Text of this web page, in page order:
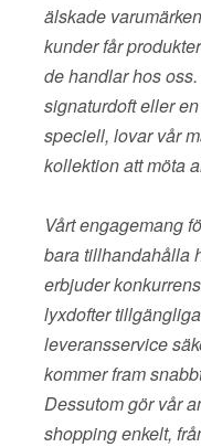
älskade
kunder får
de handlar hos
signaturdoft eller
speciell, lovar vår
kollektion att möta
Vårt engagemang
bara tillhandahålla
erbjuder
lyxdofter
leveransservice
kommer fram
Dessutom gör vår
shopping enkelt,